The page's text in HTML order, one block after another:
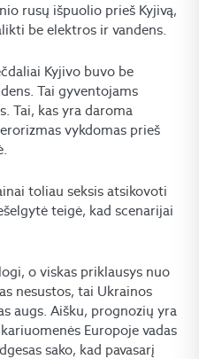
rusų išpuolio prieš Kyjivą,
be elektros ir vandens.
Kyjivo buvo be
Tai gyventojams
Tai, kas yra daroma
vykdomas prieš
toliau seksis atsikovoti
teigė, kad scenarijai
o viskas priklausys nuo
nesustos, tai Ukrainos
augs. Aišku, prognozių yra
Europoje vadas
sako, kad pavasarį